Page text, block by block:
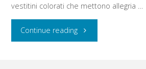
vestitini colorati che mettono allegria …
Continue reading"Ultimi